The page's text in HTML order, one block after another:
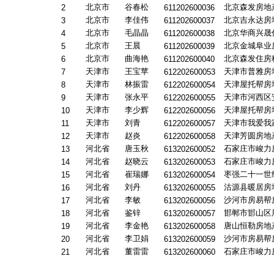
2
北京市 谷春松 611202600036
北京森发房地
3
北京市 李佳伟 611202600037
北京吉永达房
4
北京市 毛晶晶 611202600038
北京华商兴晟
5
北京市 王晨 611202600039
北京金城阜业
6
北京市 曲海艳 611202600040
北京森发住房
7
天津市 王宝苹 612202600053
天津市普雅
8
天津市 林振雷 612202600054
天津屋托帮
9
天津市 张永平 612202600055
天津市河西
10
天津市 李少辉 612202600056
天津屋托帮
11
天津市 刘青 612202600057
天津市我爱
12
天津市 赵炎 612202600058
天津芳圆房
13
河北省 唐玉秋 613202600052
石家庄市峻力
14
河北省 赵晓云 613202600053
石家庄市峻力
15
河北省 崔瑞娜 613202600054
枣强二十一世
16
河北省 刘丹 613202600055
沽源县暖居房
17
河北省 李敏 613202600056
沙河市房易帮
18
河北省 鉴锌 613202600057
邯郸市邯山区
19
河北省 李金艳 613202600058
唐山恒勒房
20
河北省 李卫娟 613202600059
沙河市房易帮
21
河北省 董雷雷 613202600060
石家庄市峻力